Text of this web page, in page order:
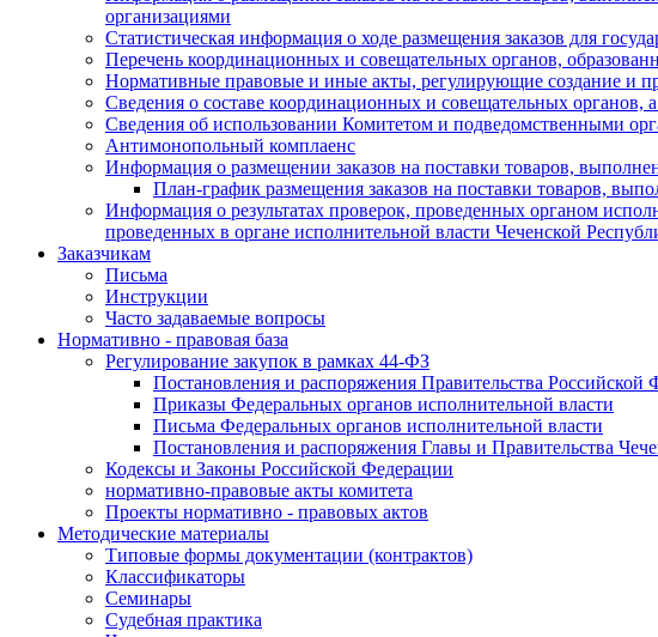
организациями
Статистическая информация о ходе размещения заказов для
Перечень координационных и совещательных органов,
Нормативные правовые и иные акты, регулирующие создание и
Сведения о составе координационных и совещательных органов,
Сведения об использовании Комитетом и подведомственными
Антимонопольный комплаенс
Информация о размещении заказов на поставки товаров,
План-график размещения заказов на поставки товаров,
Информация о результатах проверок, проведенных органом
проведенных в органе исполнительной власти Чеченской
Заказчикам
Письма
Инструкции
Часто задаваемые вопросы
Нормативно - правовая база
Регулирование закупок в рамках 44-ФЗ
Постановления и распоряжения Правительства Российской
Приказы Федеральных органов исполнительной власти
Письма Федеральных органов исполнительной власти
Постановления и распоряжения Главы и Правительства
Кодексы и Законы Российской Федерации
нормативно-правовые акты комитета
Проекты нормативно - правовых актов
Методические материалы
Типовые формы документации (контрактов)
Классификаторы
Семинары
Судебная практика